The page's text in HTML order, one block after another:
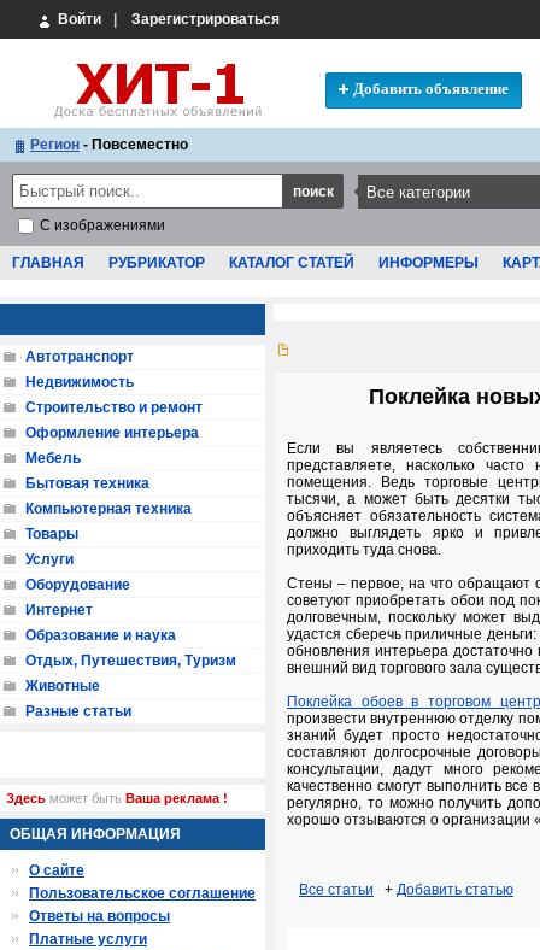
Войти Зарегистрироваться
Добавить объявление
Регион - Повсеместно
С изображениями
ГЛАВНАЯ РУБРИКАТОР КАТАЛОГ СТАТЕЙ ИНФОРМЕРЫ
Поклейка
Если вы являетесь
представляете, насколько
помещения. Ведь торговые
тысячи, а может быть десятки
объясняет обязательность
должно выглядеть ярко и
приходить туда снова.
Стены – первое, на что обращают
советуют приобретать обои под
долговечным, поскольку может
удастся сберечь приличные
обновления интерьера
внешний вид торгового зала
Поклейка обоев в торговом
произвести внутреннюю отделку
знаний будет просто
составляют долгосрочные
консультации, дадут много
качественно смогут выполнить
регулярно, то можно получить
хорошо отзываются о организации
Все статьи + Добавить статью
Автотранспорт
Недвижимость
Строительство и ремонт
Оформление интерьера
Мебель
Бытовая техника
Компьютерная техника
Товары
Услуги
Оборудование
Интернет
Образование и наука
Отдых, Путешествия, Туризм
Животные
Разные статьи
Здесь может быть Ваша реклама !
ОБЩАЯ ИНФОРМАЦИЯ
О сайте
Пользовательское соглашение
Ответы на вопросы
Платные услуги